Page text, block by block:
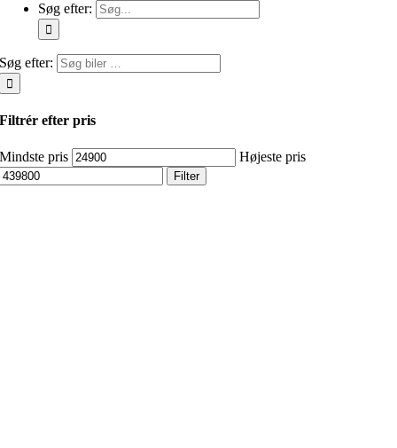
Søg efter:
Søg efter:
Filtrér efter pris
Mindste pris Højeste pris
Filter